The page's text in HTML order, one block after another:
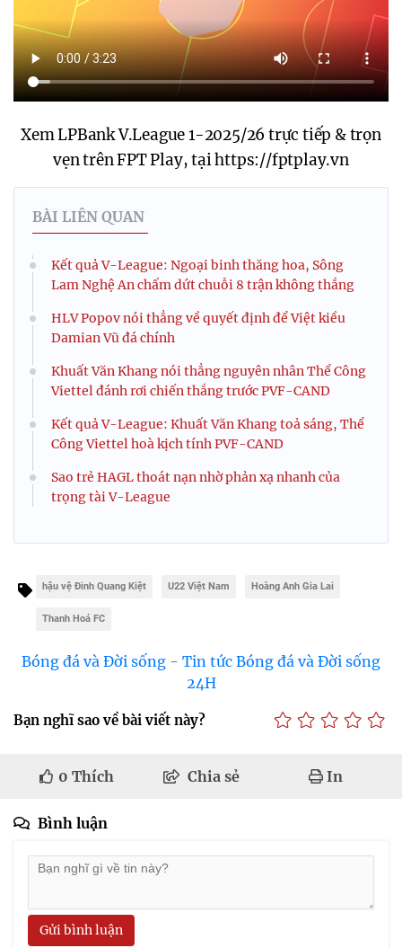
Xem LPBank V.League 1-2025/26 trực tiếp & trọn
vẹn trên FPT Play, tại https://fptplay.vn
BÀI LIÊN QUAN
Kết quả V-League: Ngoại binh thăng hoa, Sông
Lam Nghệ An chấm dứt chuỗi 8 trận không thắng
HLV Popov nói thẳng về quyết định để Việt kiều
Damian Vũ đá chính
Khuất Văn Khang nói thẳng nguyên nhân Thể Công
Viettel đánh rơi chiến thắng trước PVF-CAND
Kết quả V-League: Khuất Văn Khang toả sáng, Thể
Công Viettel hoà kịch tính PVF-CAND
Sao trẻ HAGL thoát nạn nhờ phản xạ nhanh của
trọng tài V-League
hậu vệ Đinh Quang Kiệt U22 Việt Nam Hoàng Anh Gia Lai
Thanh Hoá FC
Bóng đá và Đời sống - Tin tức Bóng đá và Đời sống
24H
Bạn nghĩ sao về bài viết này?
0 Thích Chia sẻ In
Bình luận
Gửi bình luận